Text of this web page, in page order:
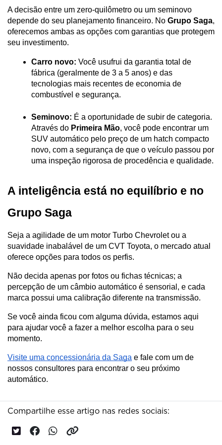
A decisão entre um zero-quilômetro ou um seminovo
depende do seu planejamento financeiro. No Grupo Saga,
oferecemos ambas as opções com garantias que protegem
seu investimento.
Carro novo: Você usufrui da garantia total de
fábrica (geralmente de 3 a 5 anos) e das
tecnologias mais recentes de economia de
combustível e segurança.
Seminovo: É a oportunidade de subir de categoria.
Através do Primeira Mão, você pode encontrar um
SUV automático pelo preço de um hatch compacto
novo, com a segurança de que o veículo passou por
uma inspeção rigorosa de procedência e qualidade.
A inteligência está no equilíbrio e no
Grupo Saga
Seja a agilidade de um motor Turbo Chevrolet ou a
suavidade inabalável de um CVT Toyota, o mercado atual
oferece opções para todos os perfis.
Não decida apenas por fotos ou fichas técnicas; a
percepção de um câmbio automático é sensorial, e cada
marca possui uma calibração diferente na transmissão.
Se você ainda ficou com alguma dúvida, estamos aqui
para ajudar você a fazer a melhor escolha para o seu
momento.
Visite uma concessionária da Saga e fale com um de
nossos consultores para encontrar o seu próximo
automático.
Compartilhe esse artigo nas redes sociais: